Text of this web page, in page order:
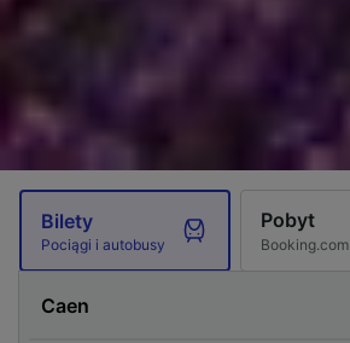
Bilety
Pociągi i autobusy
Pobyt
Booking.com